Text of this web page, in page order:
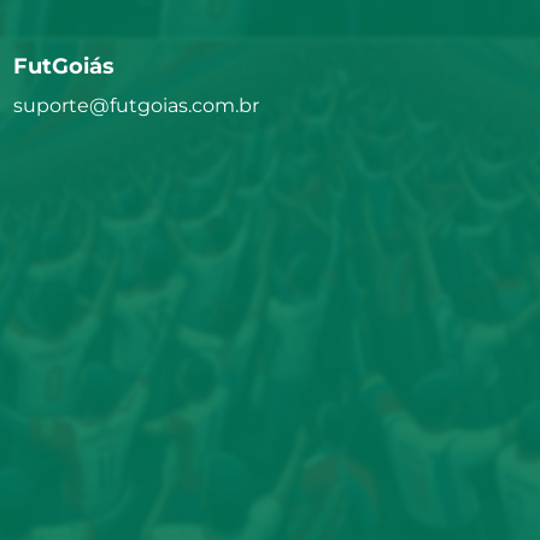
FutGoiás
suporte@futgoias.com.br